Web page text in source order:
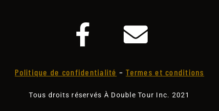
Politique de confidentialité –Termes et conditions
Tous droits réservés À Double Tour Inc. 2021